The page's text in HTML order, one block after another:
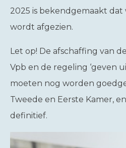
2025 is bekendgemaakt
wordt afgezien.
Let op! De afschaffing van
Vpb en de regeling ‘geven
moeten nog worden
Tweede en Eerste Kamer,
definitief.